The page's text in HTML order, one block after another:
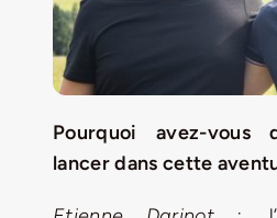
Pourquoi avez-
lancer dans cette